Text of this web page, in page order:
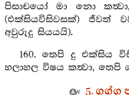
පිසාචයෝ මා නො
(එක්සියවිසිවසක්) ජීවත්
අවුරුදු සියයයි).
160. තෙපි දු එක්සිය
හලාහල විෂය කත්‍වා,
5. ගග්ග